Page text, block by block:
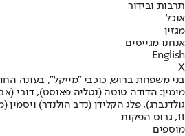
תרבות ובידור
אוכל
מגזין
אנחנו מגייסים
English
X
בני משפחת ברוש, כוכבי "מייקל", בעונה
מימין: הדודה טוטה (נטליה פאוסט), דובי
גולדנברג), פלג הקלידן (נדב הולנדר) ויסמין
11, גרוס הפקות
מוספים